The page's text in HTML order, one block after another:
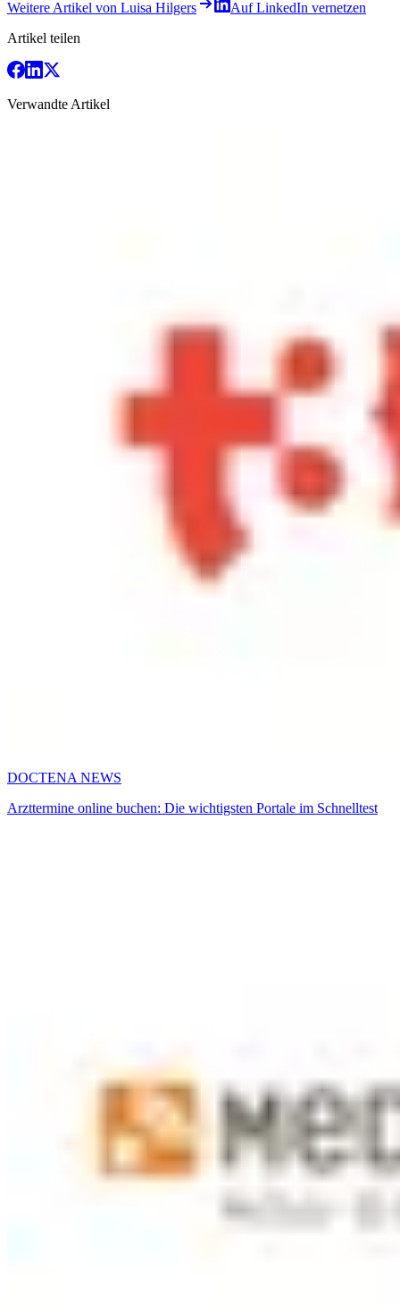
Weitere Artikel von Luisa Hilgers
Auf LinkedIn vernetzen
Artikel teilen
Verwandte Artikel
DOCTENA NEWS
Arzttermine online buchen: Die wichtigsten Portale im Schnelltest